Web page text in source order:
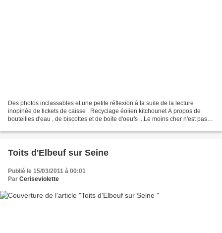
Des photos inclassables et une petite réflexion à la suite de la lecture
inopinée de tickets de caisse . Recyclage éolien kitchounet A propos de
bouteilles d'eau , de biscottes et de boite d'oeufs ...Le moins cher n'est pas
Toits d'Elbeuf sur Seine
Publié le 15/03/2011 à 00:01
Par Ceriseviolette